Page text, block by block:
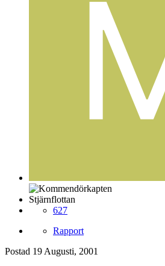
Stjärnflottan
627
Rapport
Postad 19 Augusti, 2001